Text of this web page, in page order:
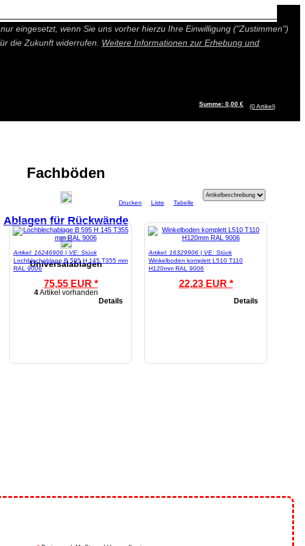
ein besseres und individuelleres Angebot bieten (Marketing- und
eingesetzt, wenn Sie uns vorher hierzu Ihre Einwilligung ("Zustimmen")
die Zukunft widerrufen. Weitere Informationen zur Erhebung und
Summe: 0,00 € (0Artikel)
Fachböden
Ablagen für Rückwände
Universalablagen
4Artikel vorhanden
Drucken Liste Tabelle
Artikel: 16246906 | VE: Stück
Lochblechablage B 595 H 145 T355 mm
RAL 9006
75,55 EUR *
Details
Artikel: 16329906 | VE: Stück
Winkelboden komplett L510 T110
H120mm RAL 9006
22,23 EUR *
Details